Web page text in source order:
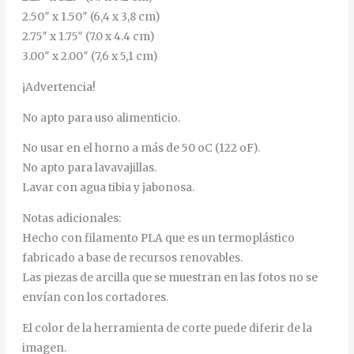
2.50″ x 1.50″ (6,4 x 3,8 cm)
2.75″ x 1.75″ (7.0 x 4.4 cm)
3.00″ x 2.00″ (7,6 x 5,1 cm)
¡Advertencia!
No apto para uso alimenticio.
No usar en el horno a más de 50 oC (122 oF).
No apto para lavavajillas.
Lavar con agua tibia y jabonosa.
Notas adicionales:
Hecho con filamento PLA que es un termoplástico
fabricado a base de recursos renovables.
Las piezas de arcilla que se muestran en las fotos no se
envían con los cortadores.
El color de la herramienta de corte puede diferir de la
imagen.